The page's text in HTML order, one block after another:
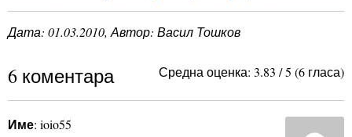
Дата: 01.03.2010, Автор: Васил Тошков
Средна оценка: 3.83 /5 (6 гласа)
6 коментара
Име: ioio55